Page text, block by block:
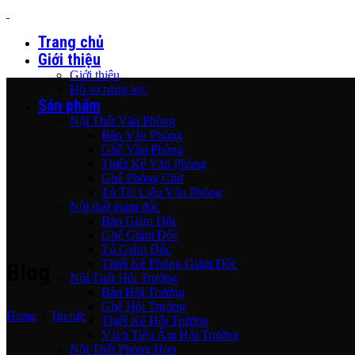
Trang chủ
Giới thiệu
Giới thiệu
Hồ sơ năng lực
Sản phẩm
Nội Thất Văn Phòng
Bàn Văn Phòng
Ghế Văn Phòng
Thiết Kế Văn Phòng
Ghế Phòng Chờ
Tủ Tài Liệu Văn Phòng
Nội thất giám đốc
Bàn Giám Đốc
Ghế Giám Đốc
Tủ Giám Đốc
Thiết Kế Phòng Giám Đốc
Nội Thất Hội Trường
Bàn Hội Trường
Ghế Hội Trường
Thiết Kế Hội Trường
Vách Tiêu Âm Hội Trường
Nội Thất Phòng Họp
Home Tin tức